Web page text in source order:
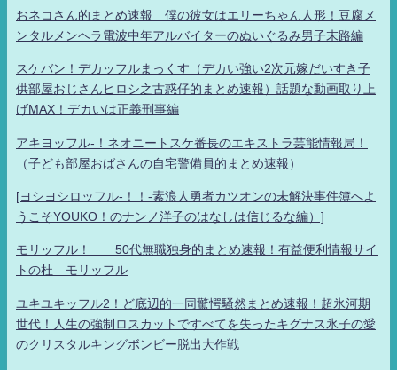
おネコさん的まとめ速報 僕の彼女はエリーちゃん人形！豆腐メ
ンタルメンヘラ電波中年アルバイターのぬいぐるみ男子末路編
スケバン！デカッフルまっくす（デカい強い2次元嫁だいすき子
供部屋おじさんヒロシ之古惑仔的まとめ速報）話題な動画取り上
げMAX！デカいは正義刑事編
アキヨッフル-！ネオニートスケ番長のエキストラ芸能情報局！
（子ども部屋おばさんの自宅警備員的まとめ速報）
[ヨシヨシロッフル-！！-素浪人勇者カツオンの未解決事件簿へよ
うこそYOUKO！のナンノ洋子のはなしは信じるな編）]
モリッフル！ 50代無職独身的まとめ速報！有益便利情報サイ
トの杜 モリッフル
ユキユキッフル2！ど底辺的一同驚愕騒然まとめ速報！超氷河期
世代！人生の強制ロスカットですべてを失ったキグナス氷子の愛
のクリスタルキングボンビー脱出大作戦